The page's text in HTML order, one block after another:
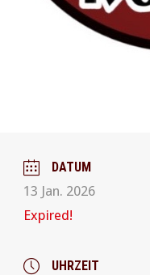
DATUM
13 Jan. 2026
Expired!
UHRZEIT
PREVIOUS